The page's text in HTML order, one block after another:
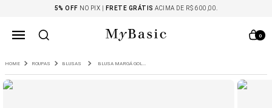
5% OFF NO PIX | FRETE GRÁTIS ACIMA DE R$ 600,00.
0
ROUPAS BLUSAS BLUSA MARGÁ GOLA V EM TRICOT CAPUCCINO